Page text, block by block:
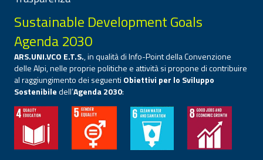
Sustainable Development Goals
Agenda 2030
ARS.UNI.VCO E.T.S., in qualità di Info-Point della Convenzione
delle Alpi, nelle proprie politiche e attività si propone di contribuire
al raggiungimento dei seguenti Obiettivi per lo Sviluppo
Sostenibiledell’Agenda 2030: